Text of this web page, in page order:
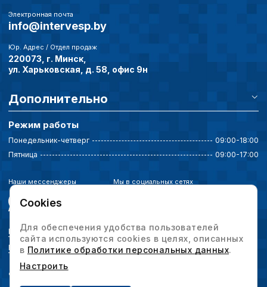
Электронная почта
info@intervesp.by
Юр. Адрес / Отдел продаж
220073, г. Минск,
ул. Харьковская, д. 58, офис 9н
Дополнительно
Режим работы
Понедельник-четверг
09:00-18:00
Пятница
09:00-17:00
Наши мессенджеры Мы в социальных сетях
Политика конфиденциальности
Выбор настроек cookie
© 2026 Интервесп — производственное оборудование. Все права защищены.
Cookies
Для обеспечения удобства пользователей
сайта используются cookies в целях, описанных
в Политике обработки персональных данных.
Настроить
совершенствованию